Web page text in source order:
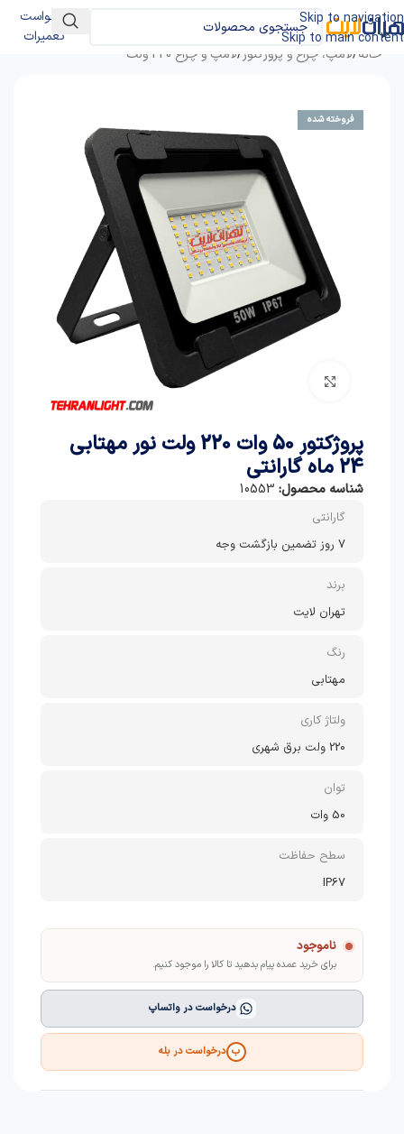
Skip to navigation
Skip to main content
درخواست
تعمیرات
خانه/لامپ، چراغ و پروژکتور /لامپ و چراغ 220 ولت
فروخته شده
برای بزرگنمایی کلیک کنید
پروژکتور 50 وات 220 ولت نور مهتابی
24 ماه گارانتی
شناسه محصول: 10553
گارانتی
7 روز تضمین بازگشت وجه
برند
تهران لایت
رنگ
مهتابی
ولتاژ کاری
220 ولت برق شهری
توان
50 وات
سطح حفاظت
IP67
ناموجود
برای خرید عمده پیام بدهید تا کالا را موجود کنیم.
درخواست در واتساپ
ب درخواست در بله